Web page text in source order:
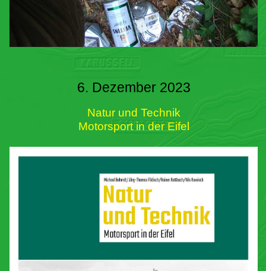
6. Dezember 2023
Natur und Technik
Motorsport in der Eifel